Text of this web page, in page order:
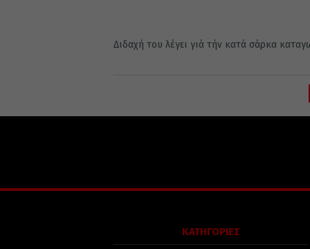
Διδαχή του λέγει γιά τήν κατά σάρκα
ΚΑΤΗΓΟΡΙΕΣ